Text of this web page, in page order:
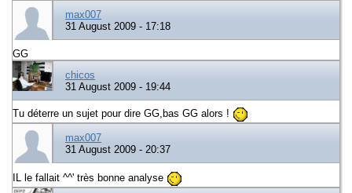
max007
31 August 2009 - 17:18
GG
chicos
31 August 2009 - 19:44
Tu déterre un sujet pour dire GG,bas GG alors !
max007
31 August 2009 - 20:37
IL le fallait ^^' très bonne analyse